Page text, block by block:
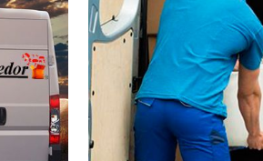
GRATIS